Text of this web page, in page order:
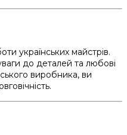
українських майстрів.
до деталей та любові
виробника, ви